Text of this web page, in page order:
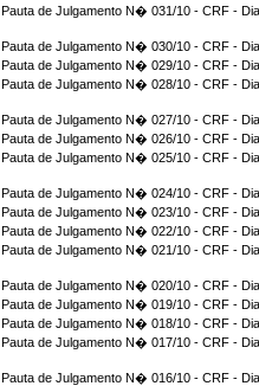
Pauta de Julgamento N� 031/10 - CRF -
Pauta de Julgamento N� 030/10 - CRF -
Pauta de Julgamento N� 029/10 - CRF -
Pauta de Julgamento N� 028/10 - CRF -
Pauta de Julgamento N� 027/10 - CRF -
Pauta de Julgamento N� 026/10 - CRF -
Pauta de Julgamento N� 025/10 - CRF -
Pauta de Julgamento N� 024/10 - CRF -
Pauta de Julgamento N� 023/10 - CRF -
Pauta de Julgamento N� 022/10 - CRF -
Pauta de Julgamento N� 021/10 - CRF -
Pauta de Julgamento N� 020/10 - CRF -
Pauta de Julgamento N� 019/10 - CRF -
Pauta de Julgamento N� 018/10 - CRF -
Pauta de Julgamento N� 017/10 - CRF -
Pauta de Julgamento N� 016/10 - CRF -